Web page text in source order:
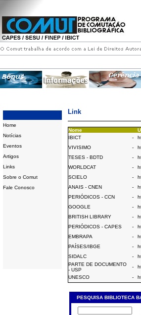
Home
Notícias
Eventos
Artigos
Links
Sobre o Comut
Fale Conosco
Link
Nome
IBICT
-
VIVISIMO
-
TESES - BDTD
-
WORLDCAT
-
SCIELO
-
ANAIS - CNEN
-
PERIÓDICOS - CCN
-
GOOGLE
-
BRITISH LIBRARY
-
PERIÓDICOS - CAPES
-
EMBRAPA
-
PAÍSES/IBGE
-
SIDALC
-
PARTE DE DOCUMENTO
- USP
-
UNESCO
-
PESQUISA BIBLIOTECA